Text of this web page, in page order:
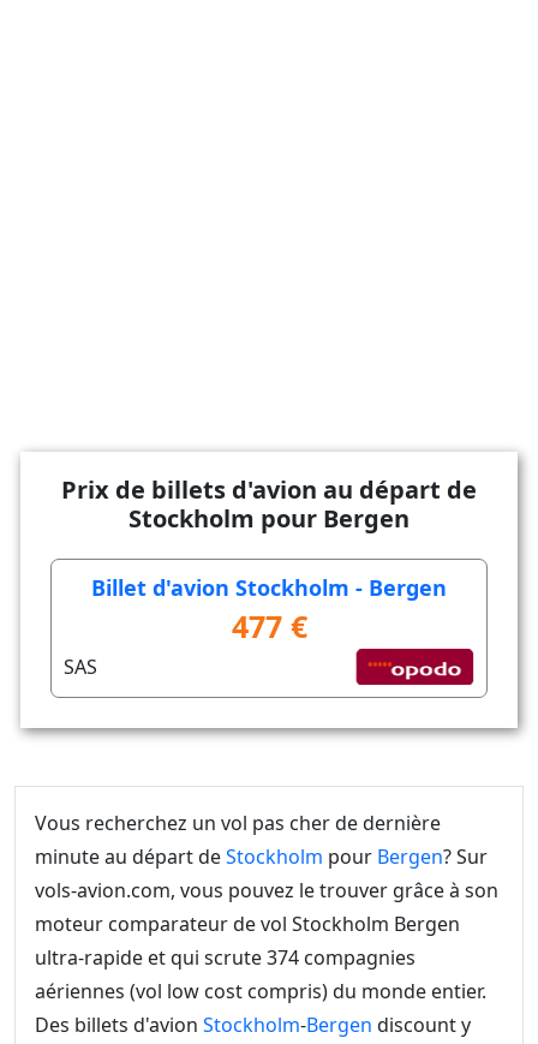
Prix de billets d'avion au départ de
Stockholm pour Bergen
Billet d'avion Stockholm - Bergen
477 €
SAS
Vous recherchez un vol pas cher de dernière
minute au départ deStockholm pour Bergen? Sur
vols-avion.com, vous pouvez le trouver grâce à son
moteur comparateur de vol Stockholm Bergen
ultra-rapide et qui scrute 374 compagnies
aériennes (vol low cost compris) du monde entier.
Des billets d'avion Stockholm-Bergen discount y